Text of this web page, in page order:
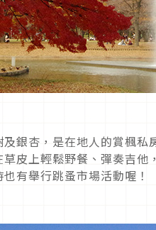
銀杏，是在地人的賞楓
皮上輕鬆野餐、彈奏吉
有舉行跳蚤市場活動喔！